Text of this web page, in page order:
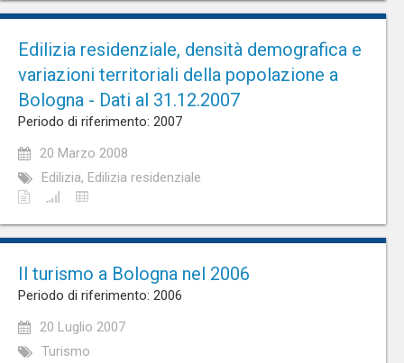
Edilizia residenziale, densità demografica e
variazioni territoriali della popolazione a
Bologna - Dati al 31.12.2007
Periodo di riferimento: 2007
20 Marzo 2008
Edilizia, Edilizia residenziale
Il turismo a Bologna nel 2006
Periodo di riferimento: 2006
20 Luglio 2007
Turismo